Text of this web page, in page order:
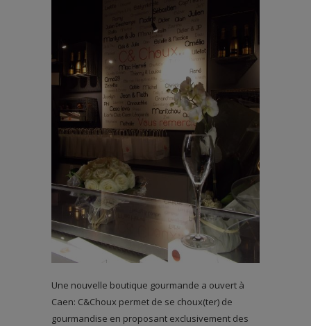
Une nouvelle boutique gourmande a ouvert à
Caen: C&Choux permet de se choux(ter) de
gourmandise en proposant exclusivement des